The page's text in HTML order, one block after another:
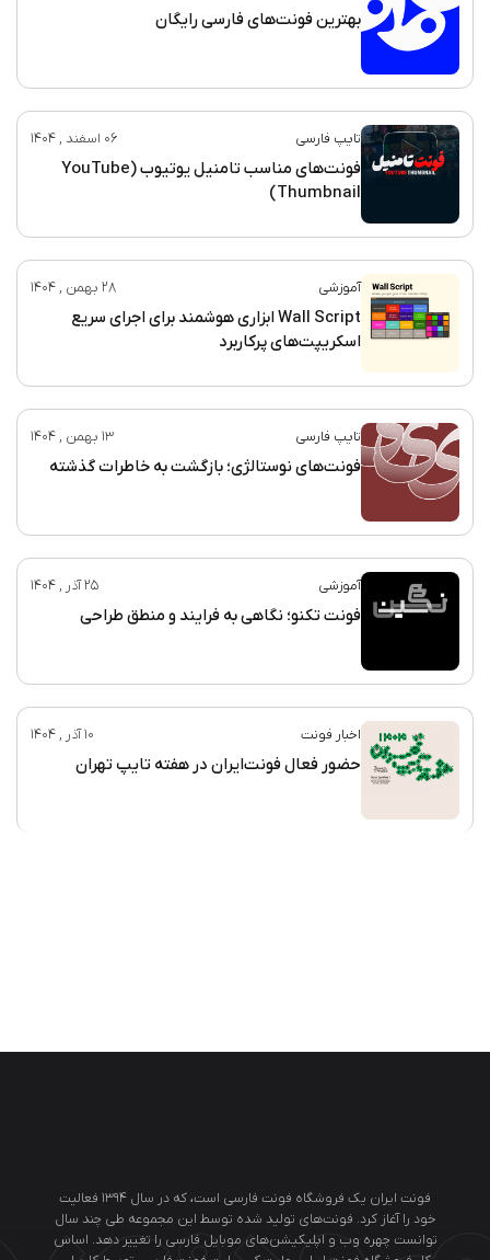
بهترین فونت‌های فارسی رایگان
تایپ فارسی 06 اسفند , 1404
فونت‌های مناسب تامنیل یوتیوب (YouTube
Thumbnail)
آموزشی 28 بهمن , 1404
Wall Script ابزاری هوشمند برای اجرای سریع
اسکریپت‌های پرکاربرد
تایپ فارسی 13 بهمن , 1404
فونت‌های نوستالژی؛ بازگشت به خاطرات گذشته
آموزشی 25 آذر , 1404
فونت تکنو؛ نگاهی به فرایند و منطق طراحی
اخبار فونت 10 آذر , 1404
حضور فعال فونت‌ایران در هفته تایپ تهران
فونت ایران یک فروشگاه فونت فارسی است، که در سال ۱۳۹۴ فعالیت
خود را آغاز کرد. فونت‌های تولید شده توسط این مجموعه طی چند سال
توانست چهره وب و اپلیکیشن‌های موبایل فارسی را تغییر دهد. اساس